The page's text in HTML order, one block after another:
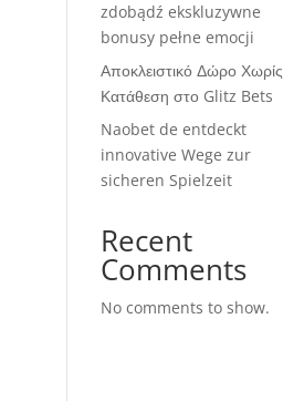
zdobądź ekskluzywne
bonusy pełne emocji
Αποκλειστικό Δώρο Χωρίς
Κατάθεση στο Glitz Bets
Naobet de entdeckt
innovative Wege zur
sicheren Spielzeit
Recent
Comments
No comments to show.